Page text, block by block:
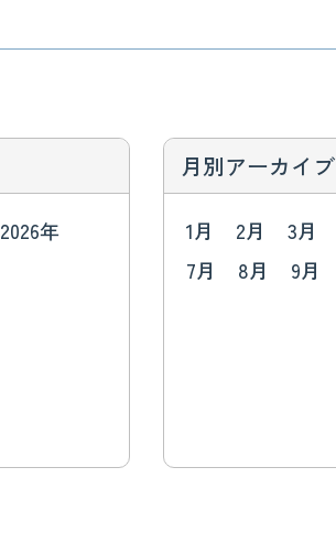
2026年
月別アーカイブ
1月 2月 3月
7月
8月 9月